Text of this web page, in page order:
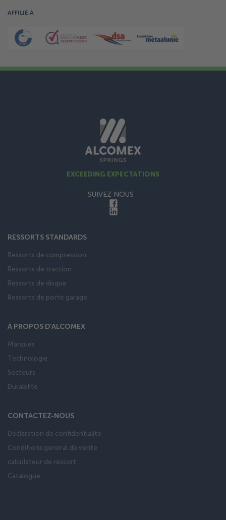
AFFILIÉ À
EXCEEDING EXPECTATIONS
SUIVEZ NOUS
RESSORTS STANDARDS
Ressorts de compression
Ressorts de traction
Ressorts de disque
Ressorts de porte garage
À PROPOS D'ALCOMEX
Marques
Technologie
Secteurs
Durabilité
CONTACTEZ-NOUS
Déclaration de confidentialité
Conditions general de vente
calculateur de ressort
Catalogue